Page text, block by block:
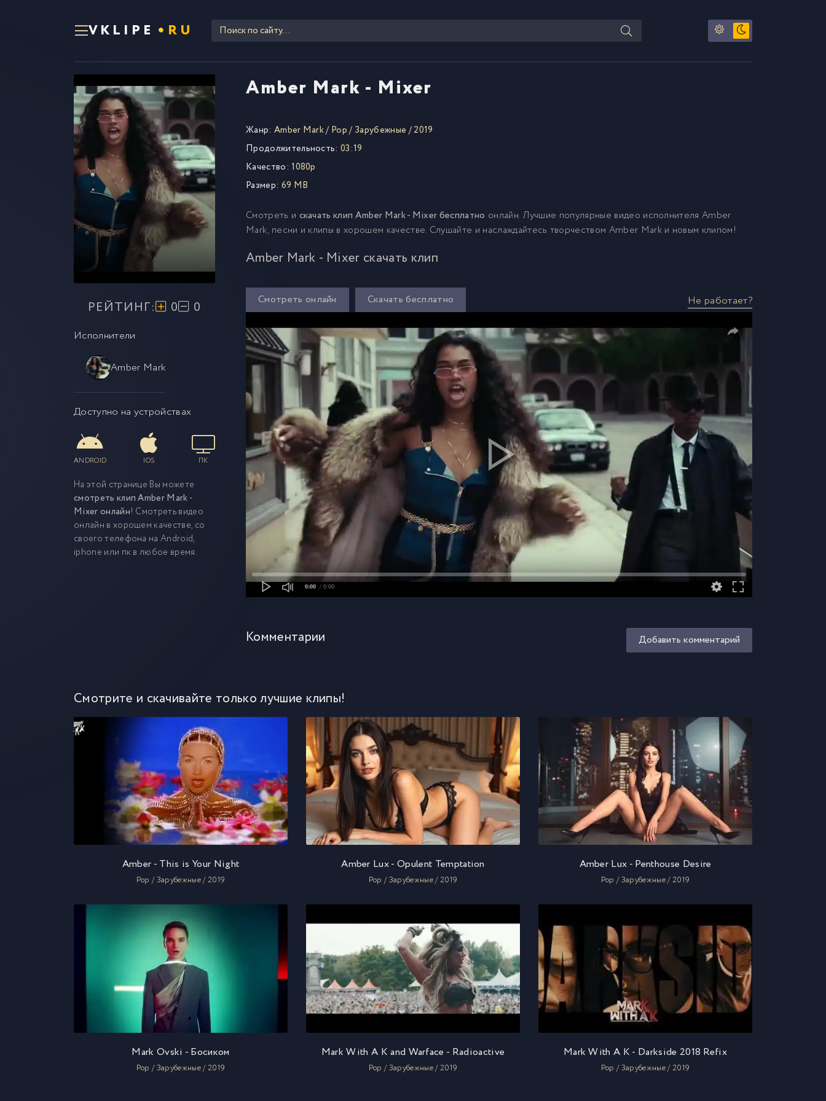
VKLIPE RU
Amber Mark - Mixer
РЕЙТИНГ: 0 0
Исполнители
Amber Mark
Доступно на устройствах
ANDROID IOS ПК
На этой странице Вы можете
смотреть клип Amber Mark -
Mixer онлайн! Смотреть видео
онлайн в хорошем качестве, со
своего телефона на Android,
iphone или пк в любое время.
Жанр: Amber Mark/ Pop/ Зарубежные /2019
Продолжительность: 03:19
Качество: 1080p
Размер: 69 MB
Смотреть и скачать клип Amber Mark - Mixer бесплатно онлайн. Лучшие популярные видео исполнителя Amber
Mark, песни и клипы в хорошем качестве. Слушайте и наслаждайтесь творчеством Amber Mark и новым клипом!
Amber Mark - Mixer скачать клип
Смотреть онлайн Скачать бесплатно Не работает?
0:00 / 0:00
Комментарии Добавить комментарий
Смотрите и скачивайте только лучшие клипы!
Amber - This is Your Night
Pop / Зарубежные / 2019
Amber Lux - Opulent Temptation
Pop / Зарубежные / 2019
Amber Lux - Penthouse Desire
Pop / Зарубежные / 2019
Mark Ovski - Босиком
Pop / Зарубежные / 2019
Mark With A K and Warface - Radioactive
Pop / Зарубежные / 2019
Mark With A K - Darkside 2018 Refix
Pop / Зарубежные / 2019